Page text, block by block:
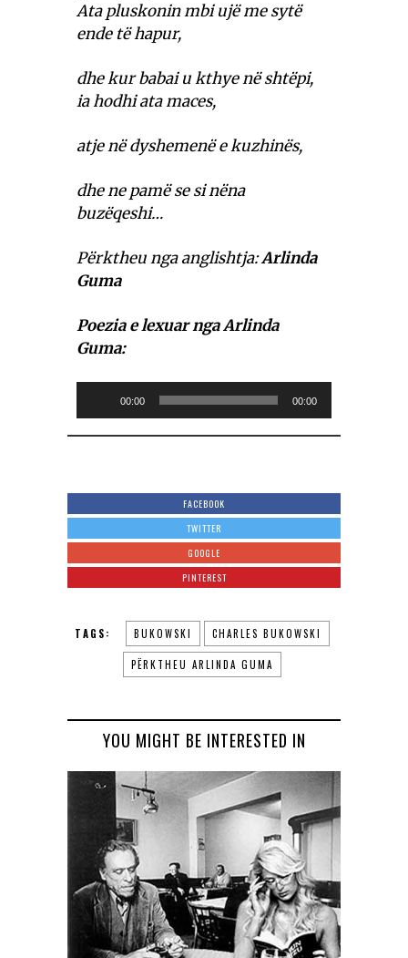
Ata pluskonin mbi ujë me sytë
ende të hapur,
dhe kur babai u kthye në shtëpi,
ia hodhi ata maces,
atje në dyshemenë e kuzhinës,
dhe ne pamë se si nëna
buzëqeshi…
Përktheu nga anglishtja:Arlinda
Guma
Poezia e lexuar nga Arlinda
Guma:
Audio
Player
00:00 00:00
FACEBOOK
TWITTER
GOOGLE
PINTEREST
TAGS: BUKOWSKI CHARLES BUKOWSKI
PËRKTHEU ARLINDA GUMA
YOU MIGHT BE INTERESTED IN